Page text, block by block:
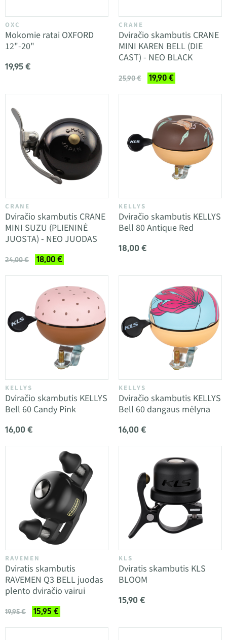
OXC
Mokomie ratai OXFORD
12"-20"
19,95 €
CRANE
Dviračio skambutis CRANE
MINI KAREN BELL (DIE
CAST) - NEO BLACK
25,90 € 19,90 €
CRANE
Dviračio skambutis CRANE
MINI SUZU (PLIENINĖ
JUOSTA) - NEO JUODAS
24,00 € 18,00 €
KELLYS
Dviračio skambutis KELLYS
Bell 80 Antique Red
18,00 €
KELLYS
Dviračio skambutis KELLYS
Bell 60 Candy Pink
16,00 €
KELLYS
Dviračio skambutis KELLYS
Bell 60 dangaus mėlyna
16,00 €
RAVEMEN
Dviratis skambutis
RAVEMEN Q3 BELL juodas
plento dviračio vairui
19,95 € 15,95 €
KLS
Dviratis skambutis KLS
BLOOM
15,90 €